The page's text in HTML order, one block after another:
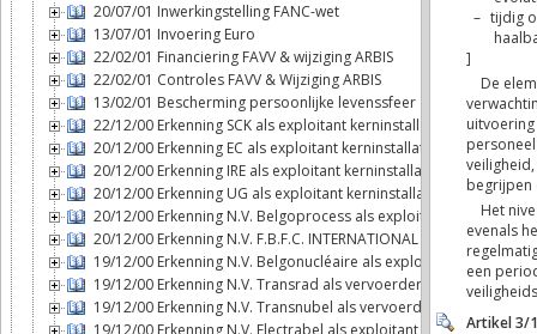
20/07/01 Inwerkingstelling FANC-wet
13/07/01 Invoering Euro
22/02/01 Financiering FAVV & wijziging ARBIS
22/02/01 Controles FAVV & Wijziging ARBIS
13/02/01 Bescherming persoonlijke levenssfeer
22/12/00 Erkenning SCK als exploitant kerninstallatie
20/12/00 Erkenning EC als exploitant kerninstallatie
20/12/00 Erkenning IRE als exploitant kerninstallatie
20/12/00 Erkenning UG als exploitant kerninstallatie
20/12/00 Erkenning N.V. Belgoprocess als exploitant
20/12/00 Erkenning N.V. F.B.F.C. INTERNATIONAL als exploitant
19/12/00 Erkenning N.V. Belgonucléaire als exploitant
19/12/00 Erkenning N.V. Transrad als vervoerder
19/12/00 Erkenning N.V. Transnubel als vervoerder
19/12/00 Erkenning N.V. Electrabel als exploitant kerninstallatie